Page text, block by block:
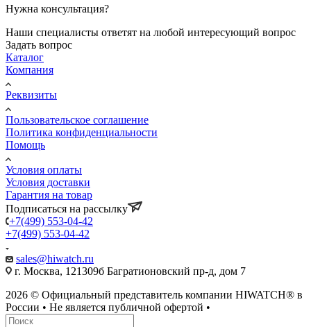
Нужна консультация?
Наши специалисты ответят на любой интересующий вопрос
Задать вопрос
Каталог
Компания
Реквизиты
Пользовательское соглашение
Политика конфиденциальности
Помощь
Условия оплаты
Условия доставки
Гарантия на товар
Подписаться на рассылку
+7(499) 553-04-42
+7(499) 553-04-42
sales@hiwatch.ru
г. Москва, 121309б Багратионовский пр-д, дом 7
2026 © Официальный представитель компании HIWATCH® в
России • Не является публичной офертой •